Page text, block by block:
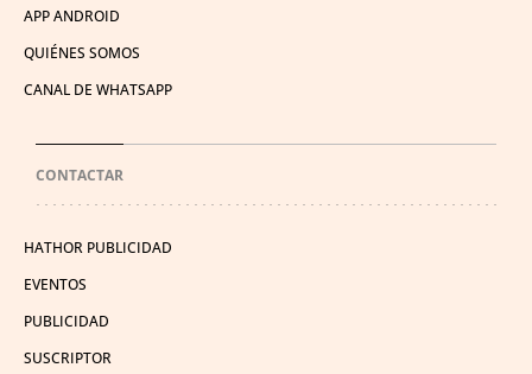
APP ANDROID
QUIÉNES SOMOS
CANAL DE WHATSAPP
CONTACTAR
HATHOR PUBLICIDAD
EVENTOS
PUBLICIDAD
SUSCRIPTOR